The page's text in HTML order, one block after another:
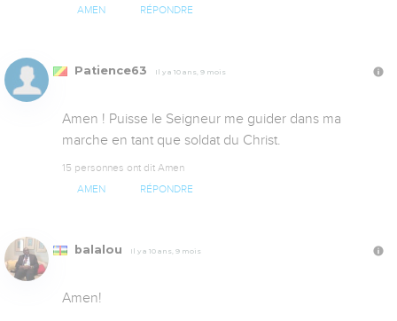
AMEN RÉPONDRE
Patience63 Il y a 10 ans, 9 mois
Amen ! Puisse le Seigneur me guider dans ma
marche en tant que soldat du Christ.
15 personnes ont dit Amen
AMEN RÉPONDRE
balalou Il y a 10 ans, 9 mois
Amen!